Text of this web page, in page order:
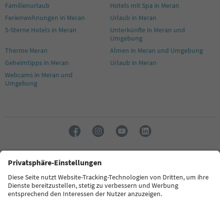
Familienurlaub
Hotels mit Spa in Meran
Ferienwohnungen in Meran
Urlaub in Meran
5-Sterne Hotels in Meran
Unterkünfte in Meran und
Umgebung
Therme Meran
Almen in Meran und Umgebung
Geheimtipps in Meran
Urlaub in Meran
Webcams in Meran und
Umgebung
Sprache: Deutsch
FAQ Kontakt Presse MICE Datenschutzerklärung